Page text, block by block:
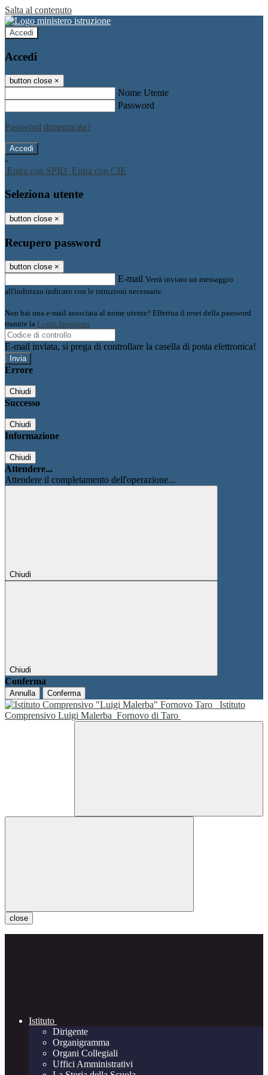
Salta al contenuto
Accedi
Accedi
button close ×
Nome Utente
Password
Password dimenticata?
-
Entra con SPID Entra con CIE
Seleziona utente
button close ×
Recupero password
button close ×
E-mail Verrà inviato un messaggio
all'indirizzo indicato con le istruzioni necessarie.
Non hai una e-mail associata al nome utente? Effettua il reset della password
tramite la Login Spaggiari
E-mail inviata, si prega di controllare la casella di posta elettronica!
Errore
Chiudi
Successo
Chiudi
Informazione
Chiudi
Attendere...
Attendere il completamento dell'operazione...
Chiudi
Chiudi
Conferma
Annulla Conferma
Istituto
Comprensivo Luigi Malerba Fornovo di Taro
close
Istituto
Dirigente
Organigramma
Organi Collegiali
Uffici Amministrativi